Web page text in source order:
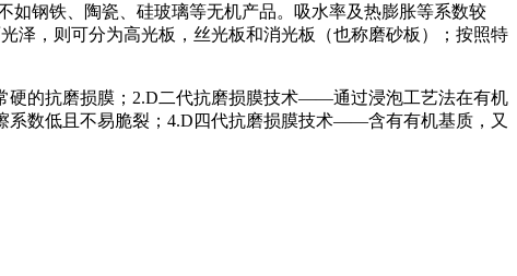
如钢铁、陶瓷、硅玻璃等无机产品。吸水率及热膨胀等系数较
泽，则可分为高光板，丝光板和消光板（也称磨砂板）；按照特
的抗磨损膜；2.D二代抗磨损膜技术——通过浸泡工艺法在有机
数低且不易脆裂；4.D四代抗磨损膜技术——含有有机基质，又